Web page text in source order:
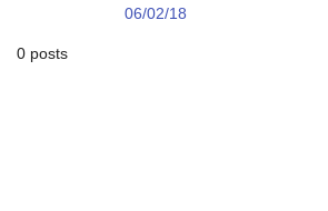
06/02/18
0 posts